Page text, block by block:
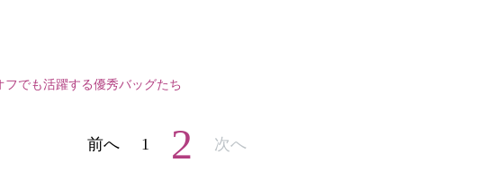
でも活躍する優秀バッグたち
前へ 1 2 次へ